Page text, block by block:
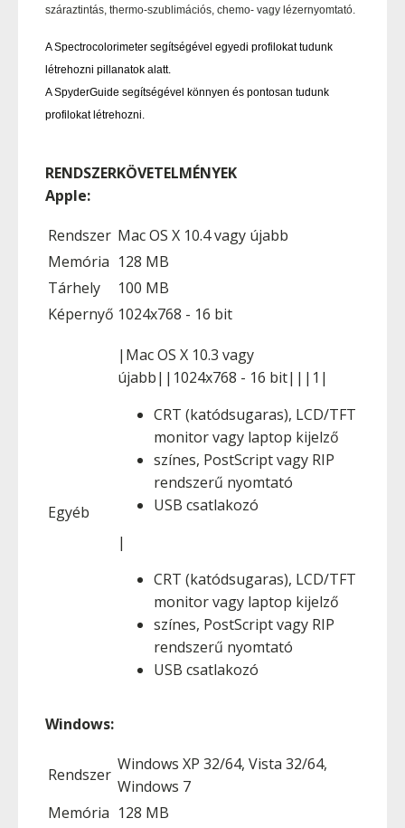
száraztintás, thermo-szublimációs, chemo- vagy lézernyomtató.
A Spectrocolorimeter segítségével egyedi profilokat tudunk
létrehozni pillanatok alatt.
A SpyderGuide segítségével könnyen és pontosan tudunk
profilokat létrehozni.
RENDSZERKÖVETELMÉNYEK
Apple:
Rendszer Mac OS X 10.4 vagy újabb
Memória 128 MB
Tárhely
100 MB
Képernyő 1024x768 - 16 bit
Egyéb
|Mac OS X 10.3 vagy
újabb||1024x768 - 16 bit|||1|
CRT (katódsugaras), LCD/TFT
monitor vagy laptop kijelző
színes, PostScript vagy RIP
rendszerű nyomtató
USB csatlakozó
|
CRT (katódsugaras), LCD/TFT
monitor vagy laptop kijelző
színes, PostScript vagy RIP
rendszerű nyomtató
USB csatlakozó
Windows:
Rendszer
Windows XP 32/64, Vista 32/64,
Windows 7
Memória 128 MB